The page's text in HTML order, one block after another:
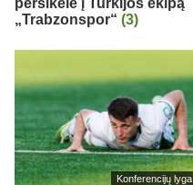
persikėlė į Turkijos ekipą
„Trabzonspor“ (3)
Konferencijų lyga